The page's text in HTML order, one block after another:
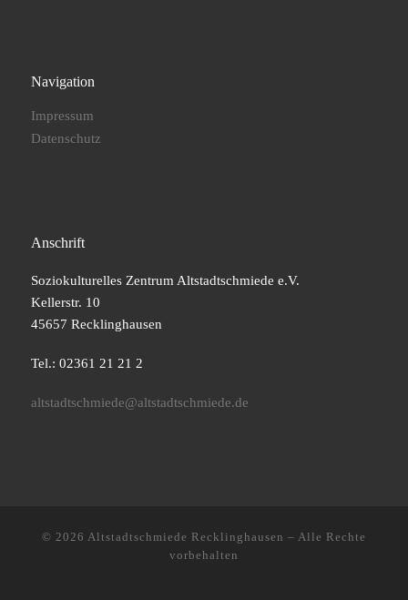
Navigation
Impressum
Datenschutz
Anschrift
Soziokulturelles Zentrum Altstadtschmiede e.V.
Kellerstr. 10
45657 Recklinghausen
Tel.: 02361 21 21 2
altstadtschmiede@altstadtschmiede.de
© 2026 Altstadtschmiede Recklinghausen – Alle Rechte
vorbehalten